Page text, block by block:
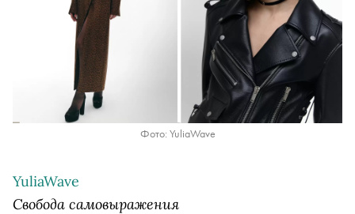
Фото: YuliaWave
YuliaWave
Свобода самовыражения